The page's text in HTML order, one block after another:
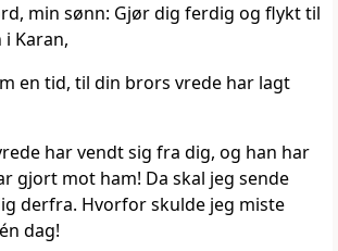
min sønn: Gjør dig ferdig og flykt til
Karan,
en tid, til din brors vrede har lagt
har vendt sig fra dig, og han har
gjort mot ham! Da skal jeg sende
derfra. Hvorfor skulde jeg miste
dag!